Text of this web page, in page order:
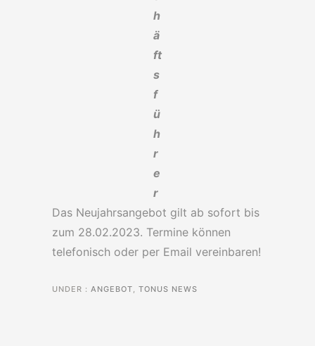
h
ä
ft
s
f
ü
h
r
e
r
Das Neujahrsangebot gilt ab sofort bis
zum 28.02.2023. Termine können
telefonisch oder per Email vereinbaren!
UNDER : ANGEBOT, TONUS NEWS